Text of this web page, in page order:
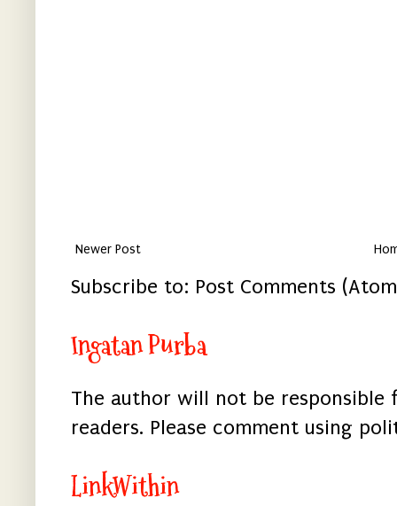
Newer Post
Subscribe to: Post Comments
Ingatan Purba
The author will not be
readers. Please comment using
LinkWithin